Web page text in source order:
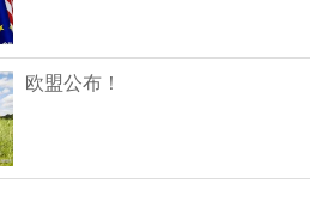
欧盟公布！